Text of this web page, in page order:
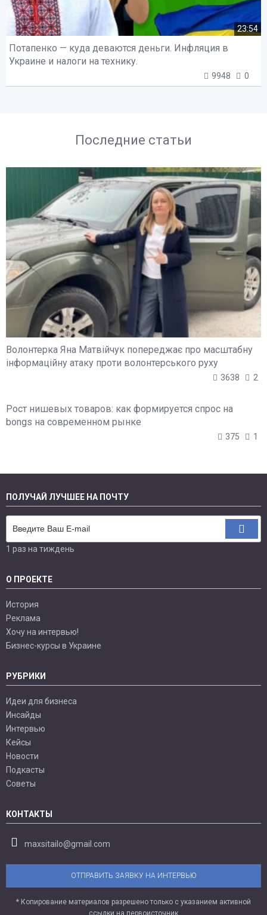
23:54
Потапенко — куда деваются деньги. Инфляция в
Украине и налоги на технику.
9948 0
Последние статьи
Волонтерка Яна Матвійчук попереджає про масштабну
інформаційну атаку проти волонтерського руху
3638 2
Рост нишевых товаров: как формируется спрос на
bongs на современном рынке
375 1
ПОЛУЧАЙ ЛУЧШЕЕ НА ПОЧТУ
1 раз на тиждень
О ПРОЕКТЕ
История
Реклама
Хочу на интервью!
Бизнес-курсы в Украине
РУБРИКИ
Идеи для бизнеса
Инсайды
Интервью
Кейсы
Новости
Подкасты
Советы
КОНТАКТЫ
maxsitailo@gmail.com
ОТПРАВИТЬ ЗАЯВКУ НА ИНТЕРВЬЮ
* Копирование материалов разрешено только с указанием активной
ссылки на первоисточник